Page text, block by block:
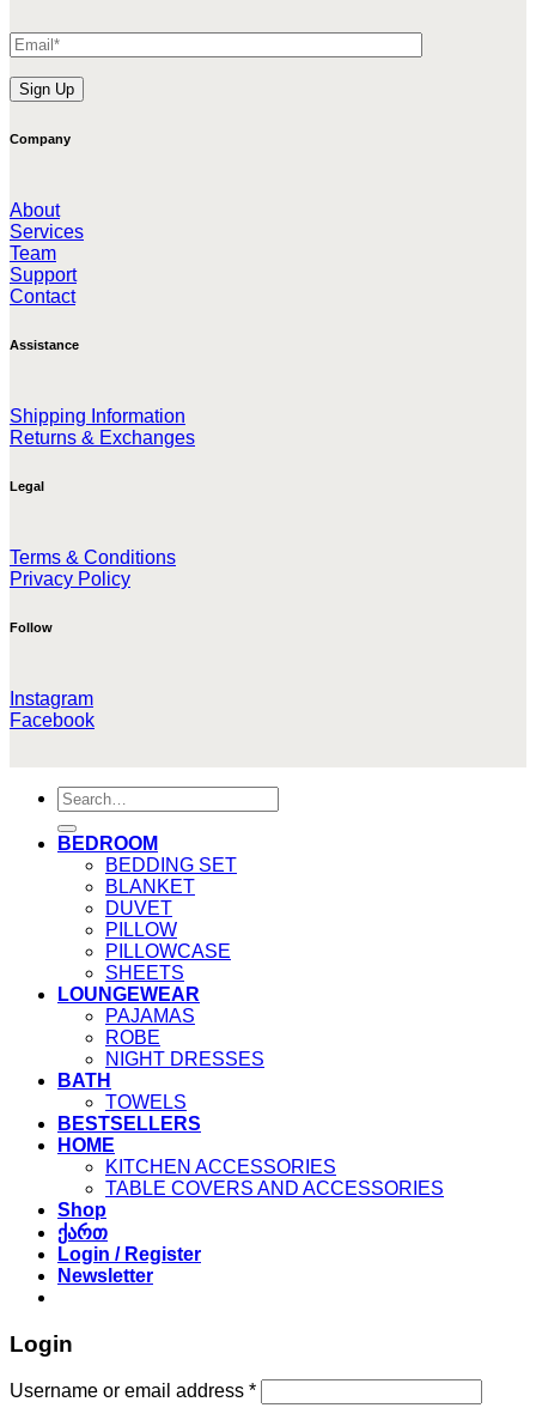
Company
About
Services
Team
Support
Contact
Assistance
Shipping Information
Returns & Exchanges
Legal
Terms & Conditions
Privacy Policy
Follow
Instagram
Facebook
Search
for:
BEDROOM
BEDDING SET
BLANKET
DUVET
PILLOW
PILLOWCASE
SHEETS
LOUNGEWEAR
PAJAMAS
ROBE
NIGHT DRESSES
BATH
TOWELS
BESTSELLERS
HOME
KITCHEN ACCESSORIES
TABLE COVERS AND ACCESSORIES
Shop
ქართ
Login / Register
Newsletter
Login
Username or email address *Required